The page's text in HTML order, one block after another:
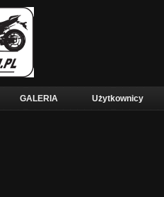
GALERIA Użytkownicy